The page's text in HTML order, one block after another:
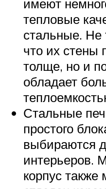
имеют
тепловые
стальные. Не
что их стены
толще, но и
обладает
Стальные
простого
выбираются
интерьеров.
корпус